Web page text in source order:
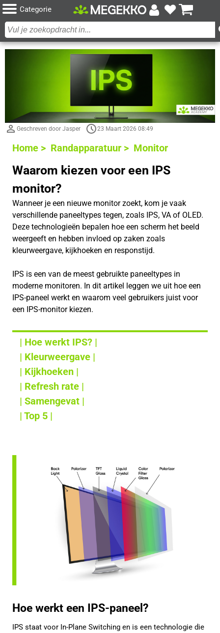
Categorie
Geschreven door Jasper 23 Maart 2026 08:49
Home > Randapparatuur > Monitor
Waarom kiezen voor een IPS
monitor?
Wanneer je een nieuwe monitor zoekt, kom je vaak
verschillende paneeltypes tegen, zoals IPS, VA of OLED.
Deze technologieën bepalen hoe een scherm het beeld
weergeeft en hebben invloed op zaken zoals
kleurweergave, kijkhoeken en responstijd.
IPS is een van de meest gebruikte paneeltypes in
moderne monitoren. In dit artikel leggen we uit hoe een
IPS-paneel werkt en waarom veel gebruikers juist voor
een IPS-monitor kiezen.
| Hoe werkt IPS? |
| Kleurweergave |
| Kijkhoeken |
| Refresh rate |
| Samengevat |
| Top 5 |
Hoe werkt een IPS-paneel?
IPS staat voor In-Plane Switching en is een technologie die